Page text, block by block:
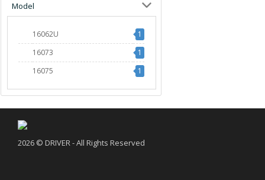
Model
16062U
1
16073
1
16075
1
2026 © DRIVER - All Rights Reserved